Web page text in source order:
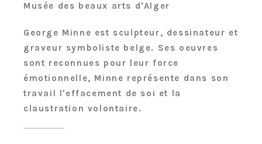
Musée des beaux arts d'Alger
George Minne est sculpteur, dessinateur et
graveur symboliste belge. Ses oeuvres
sont reconnues pour leur force
émotionnelle, Minne représente dans son
travail l'effacement de soi et la
claustration volontaire.